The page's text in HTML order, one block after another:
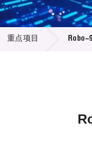
招
供应
征求
项目
资讯
多媒
重点项目